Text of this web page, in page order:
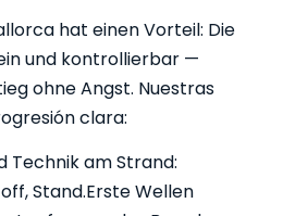
hat einen Vorteil: Die
und kontrollierbar —
ohne Angst. Nuestras
clara:
Technik am Strand:
Stand.Erste Wellen